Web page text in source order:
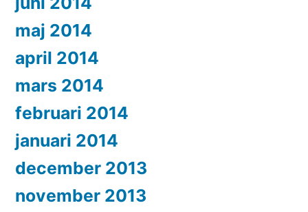
maj 2014
april 2014
mars 2014
februari 2014
januari 2014
december 2013
november 2013